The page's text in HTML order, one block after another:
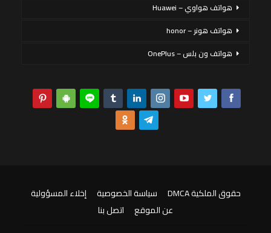
هواتف هواوي – Huawei
هواتف هونر – honor
هواتف ون بلس – OnePlus
حقوق الملكية DMCA سياسة الخصوصية
إخلاء المسؤولية
عن الموقع
اتصل بنا